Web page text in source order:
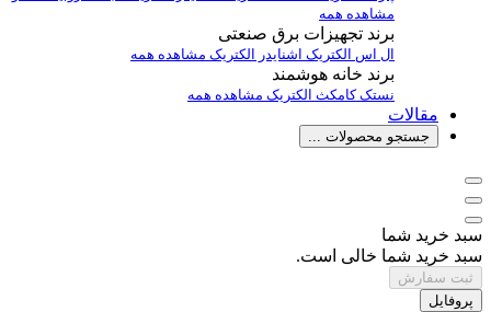
مشاهده همه
برند تجهیزات برق صنعتی
ال اس الکتریک اشنایدر الکتریک مشاهده همه
برند خانه هوشمند
نستککامکث الکتریک مشاهده همه
مقالات
جستجو محصولات ...
سبد خرید شما
سبد خرید شما خالی است.
ثبت سفارش
پروفایل